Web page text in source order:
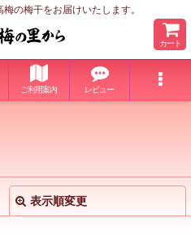
の梅干をお届けいたします。
カート
ご利用案内 レビュー
表示順変更